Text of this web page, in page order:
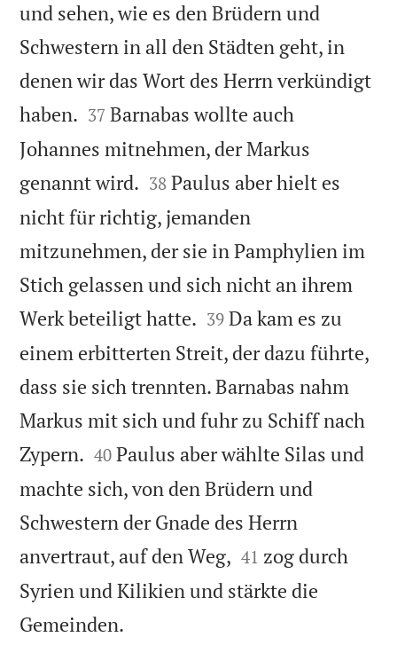
und sehen, wie es den Brüdern und
Schwestern in all den Städten geht, in
denen wir das Wort des Herrn verkündigt
haben. 

37 Barnabas wollte auch
Johannes mitnehmen, der Markus
genannt wird. 

38 Paulus aber hielt es
nicht für richtig, jemanden
mitzunehmen, der sie in Pamphylien im
Stich gelassen und sich nicht an ihrem
Werk beteiligt hatte. 

39 Da kam es zu
einem erbitterten Streit, der dazu führte,
dass sie sich trennten. Barnabas nahm
Markus mit sich und fuhr zu Schiff nach
Zypern. 

40 Paulus aber wählte Silas und
machte sich, von den Brüdern und
Schwestern der Gnade des Herrn
anvertraut, auf den Weg, 

41 zog durch
Syrien und Kilikien und stärkte die
Gemeinden.